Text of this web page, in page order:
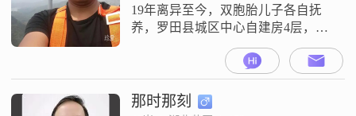
19年离异至今，双胞胎儿子各自抚
养，罗田县城区中心自建房4层，自
己注册了一个小公司，接一些弱电
项目，如果再婚，我不想要小孩，
想过纯粹的二人生活，有机会出去
看看祖国的大好河山，介意的可以
那时那刻